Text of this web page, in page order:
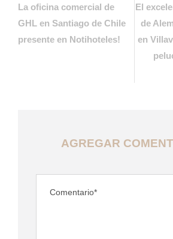
La oficina comercial de
GHL en Santiago de Chile
presente en Notihoteles!
El
de
en
AGREGAR